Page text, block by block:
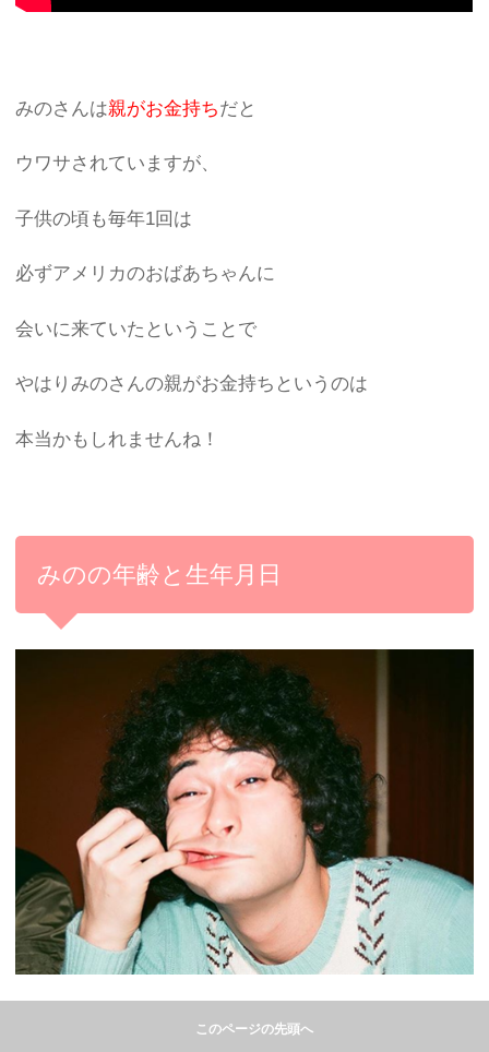
みのさんは親がお金持ちだと
ウワサされていますが、
子供の頃も毎年1回は
必ずアメリカのおばあちゃんに
会いに来ていたということで
やはりみのさんの親がお金持ちというのは
本当かもしれませんね！
みのの年齢と生年月日
このページの先頭へ